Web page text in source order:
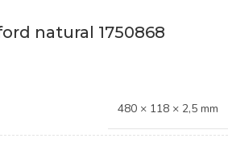
natural 1750868
480 × 118 × 2,5 mm